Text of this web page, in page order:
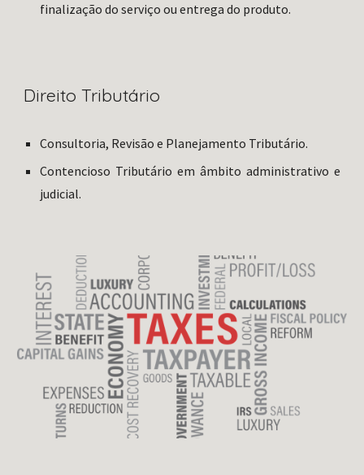
finalização do serviço ou entrega do produto.
Direito Tributário
Consultoria, Revisão e Planejamento Tributário.
Contencioso Tributário em âmbito administrativo e
judicial.